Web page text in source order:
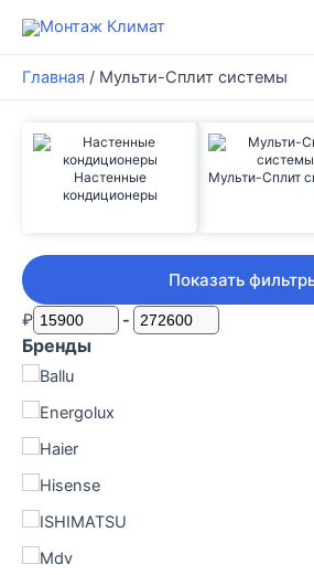
Главная / Мульти-Сплит системы
Настенные
кондиционеры
Мульти-Сплит
Показать
₽ -
Бренды
Ballu
Energolux
Haier
Hisense
ISHIMATSU
Mdv